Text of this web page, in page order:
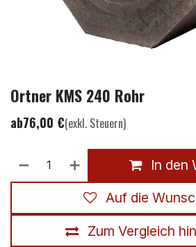
Ortner KMS 240 Rohr
ab76,00 €(exkl. Steuern)
In den
Zum Vergleich
Auf die